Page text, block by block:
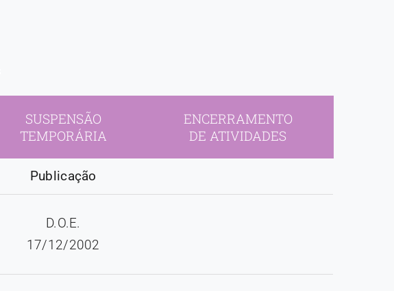
SUSPENSÃO
TEMPORÁRIA
ENCERRAMENTO
DE ATIVIDADES
Publicação
D.O.E.
17/12/2002